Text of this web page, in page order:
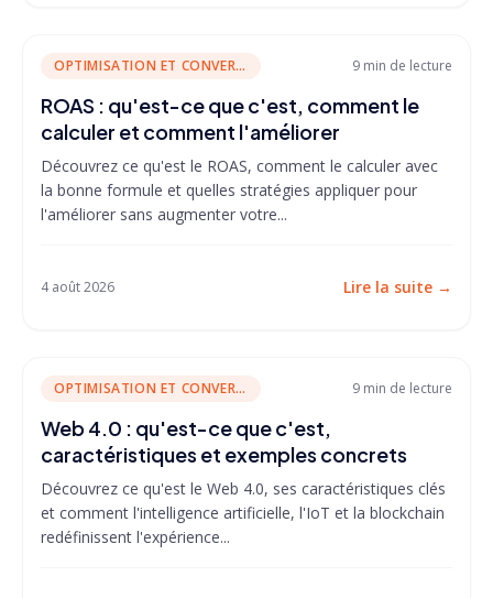
OPTIMISATION ET CONVERSION 9 min de lecture
ROAS : qu'est-ce que c'est, comment le
calculer et comment l'améliorer
Découvrez ce qu'est le ROAS, comment le calculer avec
la bonne formule et quelles stratégies appliquer pour
l'améliorer sans augmenter votre...
4 août 2026 Lire la suite →
OPTIMISATION ET CONVERSION 9 min de lecture
Web 4.0 : qu'est-ce que c'est,
caractéristiques et exemples concrets
Découvrez ce qu'est le Web 4.0, ses caractéristiques clés
et comment l'intelligence artificielle, l'IoT et la blockchain
redéfinissent l'expérience...